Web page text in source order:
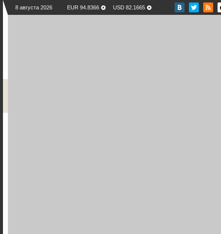
8 августа 2026 EUR 94.8366 USD 82.1665